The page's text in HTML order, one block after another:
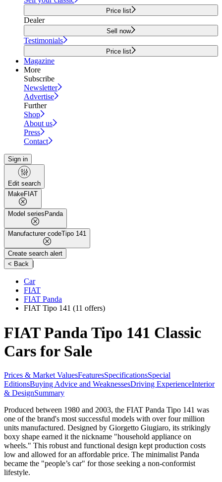
Price list
Dealer
Sell now
Testimonials
Price list
Magazine
More
Subscribe
Newsletter
Advertise
Further
Shop
About us
Press
Contact
Sign in
Edit search
MakeFIAT
Model series Panda
Manufacturer codeTipo 141
Create search alert
< Back |
Car
FIAT
FIAT Panda
FIAT Tipo 141 (11 offers)
FIAT Panda Tipo 141 Classic
Cars for Sale
Prices & Market ValuesFeaturesSpecificationsSpecial
EditionsBuying Advice and WeaknessesDriving ExperienceInterior
& DesignSummary
Produced between 1980 and 2003, the FIAT Panda Tipo 141 was
one of the brand's most successful models with over four million
units manufactured. Designed by Giorgetto Giugiaro, its strikingly
boxy shape earned it the nickname "household appliance on
wheels." This robust and functional design kept production costs
low and allowed for an affordable price. The minimalist Panda
became the "people’s car" for those seeking a non-conformist
lifestyle.